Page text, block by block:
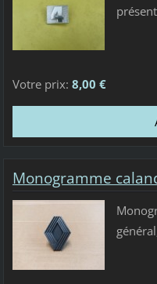
Votre prix: 8,00 €
Monogramme